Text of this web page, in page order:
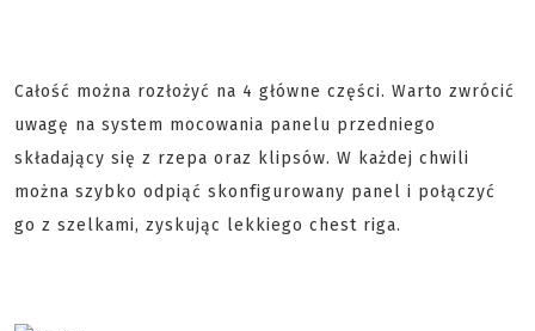
Całość można rozłożyć na 4 główne części. Warto zwrócić
uwagę na system mocowania panelu przedniego
składający się z rzepa oraz klipsów. W każdej chwili
można szybko odpiąć skonfigurowany panel i połączyć
go z szelkami, zyskując lekkiego chest riga.